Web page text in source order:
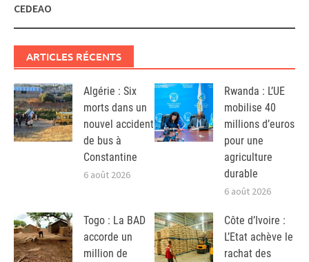
CEDEAO
ARTICLES RÉCENTS
Algérie : Six
morts dans un
nouvel accident
de bus à
Constantine
6 août 2026
Rwanda : L’UE
mobilise 40
millions d’euros
pour une
agriculture
durable
6 août 2026
Togo : La BAD
accorde un
million de
Côte d’Ivoire :
L’Etat achève le
rachat des